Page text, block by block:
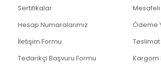
Sertifikalar
Hesap Numaralarımız
İletişim Formu
Tedarikçi Başvuru Formu
Mesafeli
Ödeme
Kargom